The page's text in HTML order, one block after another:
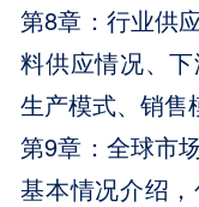
第8章：行业供
料供应情况、下
生产模式、销售
第9章：全球市
基本情况介绍